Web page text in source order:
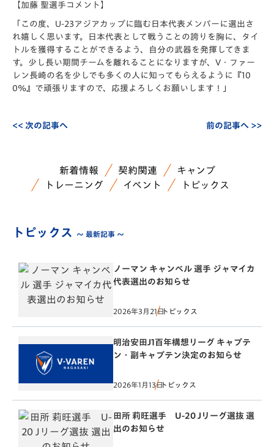
【加藤 聖選手コメント】
「この度、U-23アジアカップに臨む日本代表メンバーに選出さ
れ嬉しく思います。日本代表として戦うことの誇りを胸に、タイ
トルを獲得することができるよう、自分の武器を発揮してきま
す。少し長い期間チームを離れることになりますが、V・ファー
レン長崎の名を少しでも多くの人に知ってもらえるように『10
0%』で頑張りますので、応援よろしくお願いします！」
<< 次の記事へ 前の記事へ >>
新着情報 契約関連
キャンプ
トレーニング
イベント トピックス
トピックス ～ 最新記事 ～
ノーマン キャンベル 選手 ジャマイカ
代表選出のお知らせ
2026年3月21日トピックス
明治安田J1百年構想リーグ キャプテ
ン・副キャプテン決定のお知らせ
2026年1月13日トピックス
田所 莉旺選手 U-20 Jリーグ選抜 選
出のお知らせ